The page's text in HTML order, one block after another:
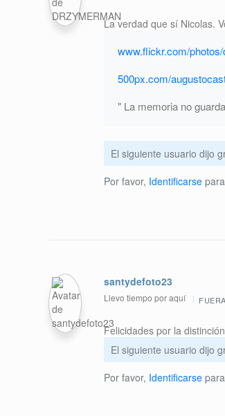
La verdad que sí Nicolas.
www.flickr.com/
500px.com/
" La memoria no
El siguiente usuario dijo
Por favor, Identificarse
santydefoto23
Llevo tiempo por aquí
Felicidades por la distinción
El siguiente usuario dijo
Por favor, Identificarse